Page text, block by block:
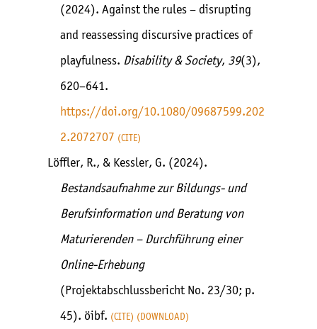
(2024). Against the rules – disrupting
and reassessing discursive practices of
playfulness. Disability & Society, 39(3),
620–641.
https://doi.org/10.1080/09687599.202
2.2072707
CITE
Löffler, R., & Kessler, G. (2024).
Bestandsaufnahme zur Bildungs- und
Berufsinformation und Beratung von
Maturierenden – Durchführung einer
Online-Erhebung
(Projektabschlussbericht No. 23/30; p.
45). öibf.
CITE DOWNLOAD